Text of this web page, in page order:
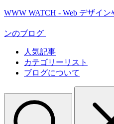
WWW WATCH - Web デザイ
ンのブログ
人気記事
カテゴリーリスト
ブログについて